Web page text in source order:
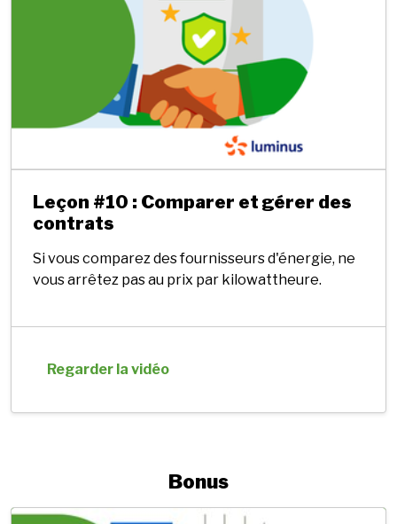
Leçon #10 : Comparer et gérer des
contrats
Si vous comparez des fournisseurs d'énergie, ne
vous arrêtez pas au prix par kilowattheure.
Regarder la vidéo
Bonus